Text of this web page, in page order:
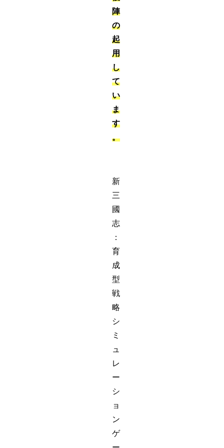
陣
の
起
用
し
て
い
ま
す
。
新
三
國
志
：
育
成
型
戦
略
シ
ミ
ュ
レ
ー
シ
ョ
ン
ゲ